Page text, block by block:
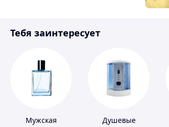
Инструмент
Тебя заинтересует
Мужская
Душевые